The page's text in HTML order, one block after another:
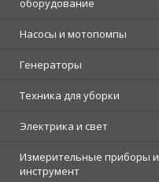
оборудование
Насосы и мотопомпы
Генераторы
Техника для уборки
Электрика и свет
Измерительные приборы и
инструмент